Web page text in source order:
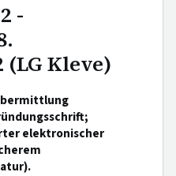
-
(LG Kleve)
elektronischer